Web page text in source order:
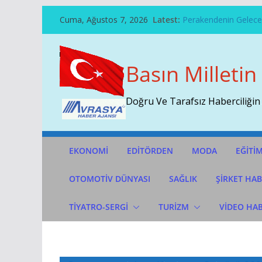
Cuma, Ağustos 7, 2026 Latest: Perakendenin
Temmuz Ayı
Sivri Biber
İTO’ya Göre,
Basın
Doğru Ve Tarafsız
EKONOMİ EDİTÖRDEN MODA EĞİTİM
OTOMOTIV DÜNYASI SAĞLIK ŞİRKET
TİYATRO-SERGİ TURİZM VİDEO